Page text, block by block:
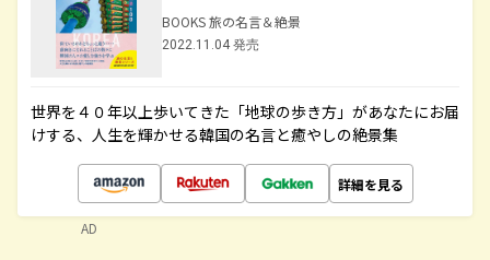
BOOKS 旅の名言＆絶景
2022.11.04 発売
世界を４０年以上歩いてきた「地球の歩き方」があなたにお届
けする、人生を輝かせる韓国の名言と癒やしの絶景集
詳細を見る
AD